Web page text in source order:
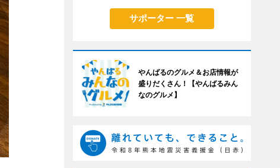
サポーター 一覧
やんばるのグルメ＆お店情報が
盛りだくさん！【やんばるみん
なのグルメ】